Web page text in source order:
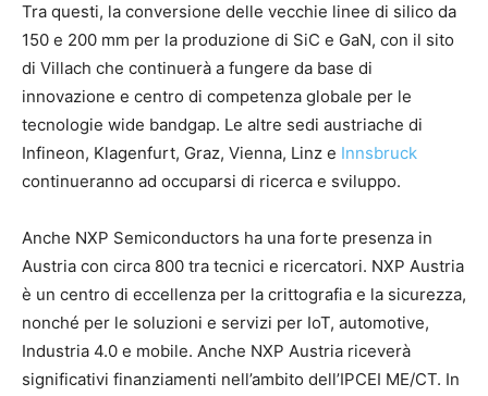
Tra questi, la conversione delle vecchie linee di silico da
150 e 200 mm per la produzione di SiC e GaN, con il sito
di Villach che continuerà a fungere da base di
innovazione e centro di competenza globale per le
tecnologie wide bandgap. Le altre sedi austriache di
Infineon, Klagenfurt, Graz, Vienna, Linz e Innsbruck
continueranno ad occuparsi di ricerca e sviluppo.
Anche NXP Semiconductors ha una forte presenza in
Austria con circa 800 tra tecnici e ricercatori. NXP Austria
è un centro di eccellenza per la crittografia e la sicurezza,
nonché per le soluzioni e servizi per IoT, automotive,
Industria 4.0 e mobile. Anche NXP Austria riceverà
significativi finanziamenti nell’ambito dell’IPCEI ME/CT. In